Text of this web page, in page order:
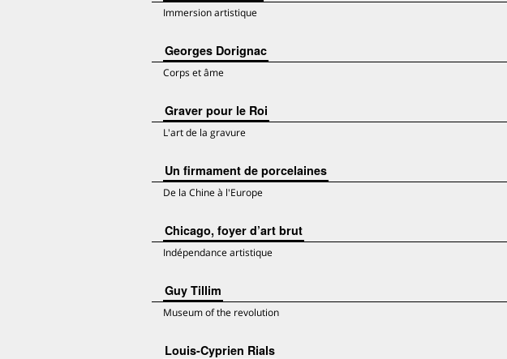
Immersion artistique
Georges Dorignac
Corps et âme
Graver pour le Roi
L'art de la gravure
Un firmament de porcelaines
De la Chine à l'Europe
Chicago, foyer d’art brut
Indépendance artistique
Guy Tillim
Museum of the revolution
Louis-Cyprien Rials